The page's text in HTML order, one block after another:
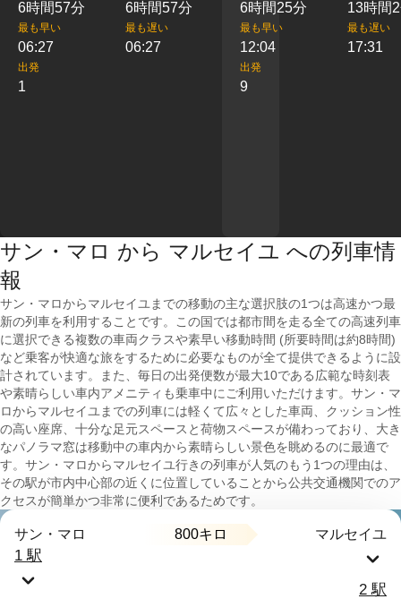
6時間57分 6時間57分
最も早い
06:27
最も遅い
06:27
出発
1
6時間25分 13時間
最も早い
12:04
最も遅い
17:31
出発
9
サン・マロ から マルセイユ への列車情
報
サン・マロからマルセイユまでの移動の主な選択肢の1つは高速かつ最
新の列車を利用することです。この国では都市間を走る全ての高速列車
に選択できる複数の車両クラスや素早い移動時間 (所要時間は約8時間)
など乗客が快適な旅をするために必要なものが全て提供できるように設
計されています。また、毎日の出発便数が最大10である広範な時刻表
や素晴らしい車内アメニティも乗車中にご利用いただけます。サン・マ
ロからマルセイユまでの列車には軽くて広々とした車両、クッション性
の高い座席、十分な足元スペースと荷物スペースが備わっており、大き
なパノラマ窓は移動中の車内から素晴らしい景色を眺めるのに最適で
す。サン・マロからマルセイユ行きの列車が人気のもう1つの理由は、
その駅が市内中心部の近くに位置していることから公共交通機関でのア
クセスが簡単かつ非常に便利であるためです。
サン・マロ 800キロ マルセイユ
1 駅
2 駅